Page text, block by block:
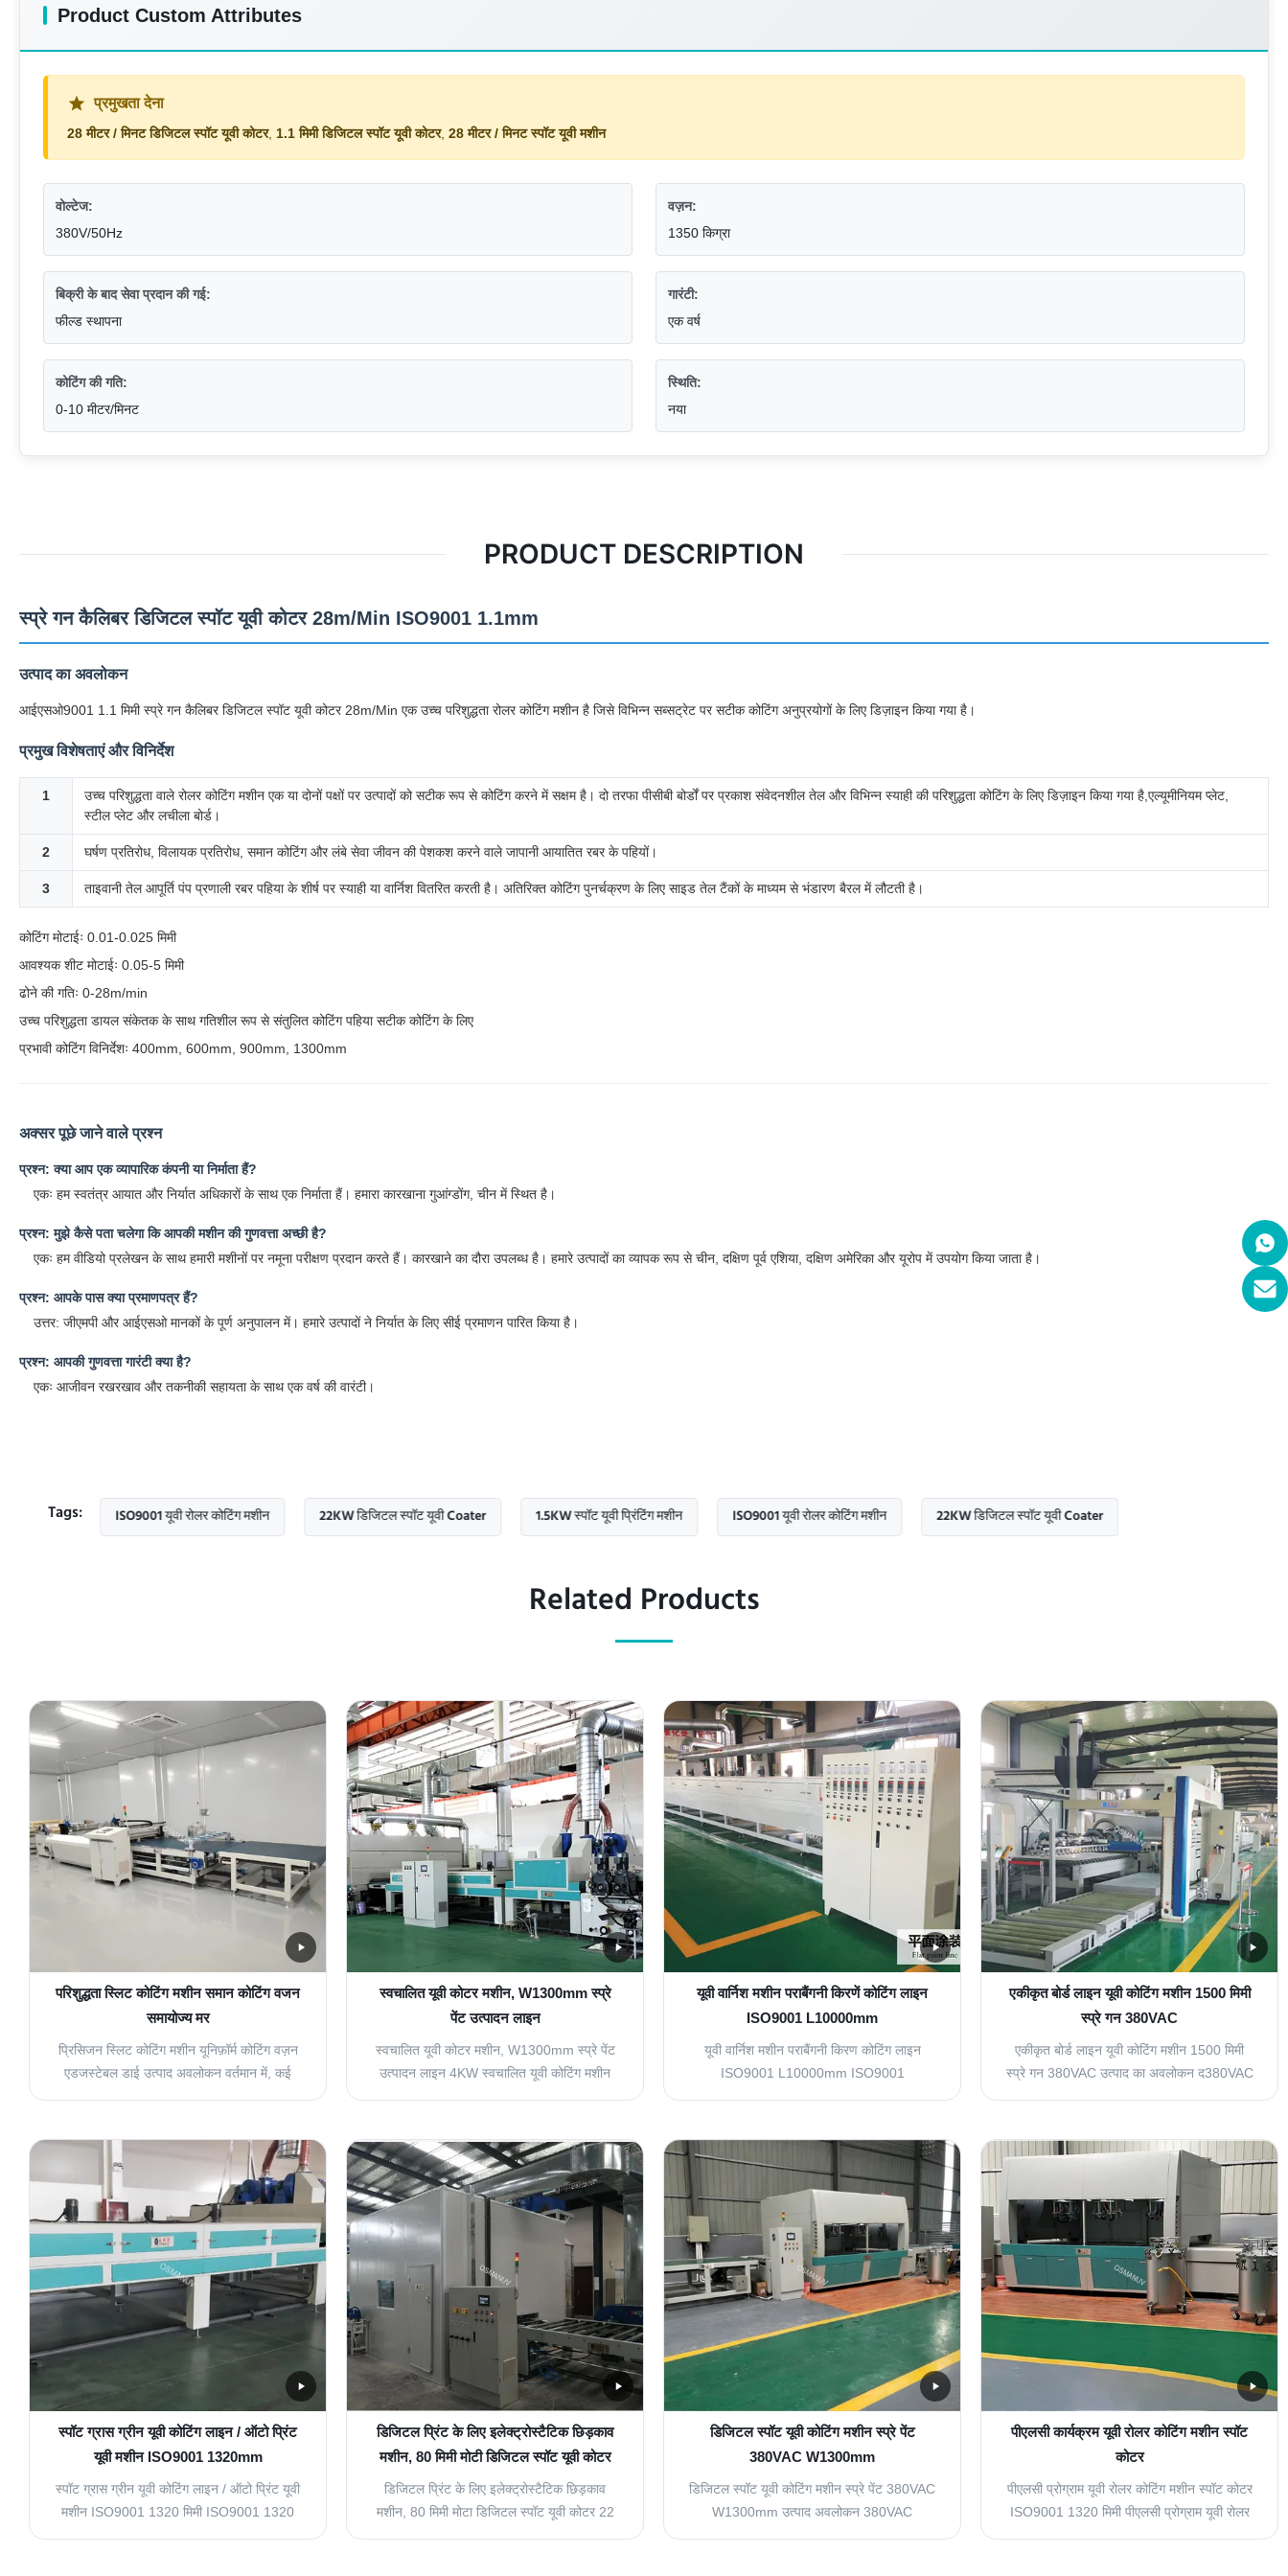
Product Custom Attributes
प्रमुखता देना
28 मीटर / मिनट डिजिटल स्पॉट यूवी कोटर, 1.1 मिमी डिजिटल स्पॉट यूवी कोटर, 28 मीटर / मिनट स्पॉट यूवी मशीन
वोल्टेज:
380V/50Hz
वज़न:
1350 किग्रा
बिक्री के बाद सेवा प्रदान की गई:
फील्ड स्थापना
गारंटी:
एक वर्ष
कोटिंग की गति:
0-10 मीटर/मिनट
स्थिति:
नया
PRODUCT DESCRIPTION
स्प्रे गन कैलिबर डिजिटल स्पॉट यूवी कोटर 28m/Min ISO9001 1.1mm
उत्पाद का अवलोकन
आईएसओ9001 1.1 मिमी स्प्रे गन कैलिबर डिजिटल स्पॉट यूवी कोटर 28m/Min एक उच्च परिशुद्धता रोलर कोटिंग मशीन है जिसे विभिन्न सब्सट्रेट पर सटीक कोटिंग अनुप्रयोगों के लिए डिज़ाइन किया गया है।
प्रमुख विशेषताएं और विनिर्देश
1
उच्च परिशुद्धता वाले रोलर कोटिंग मशीन एक या दोनों पक्षों पर उत्पादों को सटीक रूप से कोटिंग करने में सक्षम है। दो तरफा पीसीबी बोर्डों पर प्रकाश संवेदनशील तेल और विभिन्न स्याही की परिशुद्धता कोटिंग के लिए डिज़ाइन किया गया है,एल्यूमीनियम प्लेट,
स्टील प्लेट और लचीला बोर्ड।
2 घर्षण प्रतिरोध, विलायक प्रतिरोध, समान कोटिंग और लंबे सेवा जीवन की पेशकश करने वाले जापानी आयातित रबर के पहियों।
3 ताइवानी तेल आपूर्ति पंप प्रणाली रबर पहिया के शीर्ष पर स्याही या वार्निश वितरित करती है। अतिरिक्त कोटिंग पुनर्चक्रण के लिए साइड तेल टैंकों के माध्यम से भंडारण बैरल में लौटती है।
कोटिंग मोटाईः 0.01-0.025 मिमी
आवश्यक शीट मोटाईः 0.05-5 मिमी
ढोने की गतिः 0-28m/min
उच्च परिशुद्धता डायल संकेतक के साथ गतिशील रूप से संतुलित कोटिंग पहिया सटीक कोटिंग के लिए
प्रभावी कोटिंग विनिर्देशः 400mm, 600mm, 900mm, 1300mm
अक्सर पूछे जाने वाले प्रश्न
प्रश्न: क्या आप एक व्यापारिक कंपनी या निर्माता हैं?
एकः हम स्वतंत्र आयात और निर्यात अधिकारों के साथ एक निर्माता हैं। हमारा कारखाना गुआंग्डोंग, चीन में स्थित है।
प्रश्न: मुझे कैसे पता चलेगा कि आपकी मशीन की गुणवत्ता अच्छी है?
एकः हम वीडियो प्रलेखन के साथ हमारी मशीनों पर नमूना परीक्षण प्रदान करते हैं। कारखाने का दौरा उपलब्ध है। हमारे उत्पादों का व्यापक रूप से चीन, दक्षिण पूर्व एशिया, दक्षिण अमेरिका और यूरोप में उपयोग किया जाता है।
प्रश्न: आपके पास क्या प्रमाणपत्र हैं?
उत्तर: जीएमपी और आईएसओ मानकों के पूर्ण अनुपालन में। हमारे उत्पादों ने निर्यात के लिए सीई प्रमाणन पारित किया है।
प्रश्न: आपकी गुणवत्ता गारंटी क्या है?
एकः आजीवन रखरखाव और तकनीकी सहायता के साथ एक वर्ष की वारंटी।
Tags:ISO9001 यूवी रोलर कोटिंग मशीन 22KW डिजिटल स्पॉट यूवी Coater 1.5KW स्पॉट यूवी प्रिंटिंग मशीन ISO9001 यूवी रोलर कोटिंग मशीन 22KW डिजिटल स्पॉट यूवी Coater
Related Products
परिशुद्धता स्लिट कोटिंग मशीन समान कोटिंग वजन
समायोज्य मर
प्रिसिजन स्लिट कोटिंग मशीन यूनिफ़ॉर्म कोटिंग वज़न
एडजस्टेबल डाई उत्पाद अवलोकन वर्तमान में, कई
कोटिंग प्रणाली एक बंद प्रणाली के रूप में विशिष्ट लाभ
प्रदान करती है जो एक सटीक मीटरिंग पंप के माध्यम
से कोटिंग सामग्री ...
स्वचालित यूवी कोटर मशीन, W1300mm स्प्रे
पेंट उत्पादन लाइन
स्वचालित यूवी कोटर मशीन, W1300mm स्प्रे पेंट
उत्पादन लाइन 4KW स्वचालित यूवी कोटिंग मशीन
प्रदर्शन स्वचालित यूवी कोटिंग सिस्टम। गोंद प्रणाली
1 विशेष स्वचालित स्प्रे गन और ईंधन आपूर्ति प्रणाली
अपनाएं 2 छिड़काव ...
यूवी वार्निश मशीन पराबैंगनी किरणें कोटिंग लाइन
ISO9001 L10000mm
यूवी वार्निश मशीन पराबैंगनी किरण कोटिंग लाइन
ISO9001 L10000mm ISO9001
समतलन चौड़ाई: 1320 मिमी 2 कन्वेयर बेल्ट: चेन
स्टेनलेस स्टील स्ट्रिंग रॉड प्रकार को अपनाएं 3
प्रसारण प्रणाली: ट्रांसमिशन मोटर ताइवान TWT
गियर ...
एकीकृत बोर्ड लाइन यूवी कोटिंग मशीन 1500 मिमी
स्प्रे गन 380VAC
एकीकृत बोर्ड लाइन यूवी कोटिंग मशीन 1500 मिमी
स्प्रे गन 380VAC उत्पाद का अवलोकन द380VAC
सतह कोटिंग प्रक्रियाओं के लिए बनाया गया है। यह
उन्नत मशीन कार्यात्मक गोंद, पेंट,या स्याही कोटिंग्स को
रोल्ड सामग्री और उन्...
स्पॉट ग्रास ग्रीन यूवी कोटिंग लाइन / ऑटो प्रिंट
यूवी मशीन ISO9001 1320mm
स्पॉट ग्रास ग्रीन यूवी कोटिंग लाइन / ऑटो प्रिंट यूवी
मशीन ISO9001 1320 मिमी ISO9001 1320
डिजिटल प्रिंट के लिए इलेक्ट्रोस्टैटिक छिड़काव
मशीन, 80 मिमी मोटी डिजिटल स्पॉट यूवी कोटर
22 किलोवाट
डिजिटल प्रिंट के लिए इलेक्ट्रोस्टैटिक छिड़काव
मशीन, 80 मिमी मोटा डिजिटल स्पॉट यूवी कोटर 22
डिजिटल स्पॉट यूवी कोटिंग मशीन स्प्रे पेंट
380VAC W1300mm
डिजिटल स्पॉट यूवी कोटिंग मशीन स्प्रे पेंट 380VAC
W1300mm उत्पाद अवलोकन 380VAC
पीएलसी कार्यक्रम यूवी रोलर कोटिंग मशीन स्पॉट
कोटर
पीएलसी प्रोग्राम यूवी रोलर कोटिंग मशीन स्पॉट कोटर
ISO9001 1320 मिमी पीएलसी प्रोग्राम यूवी रोलर